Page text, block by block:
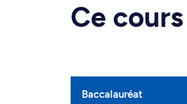
Ce
Baccalauréat